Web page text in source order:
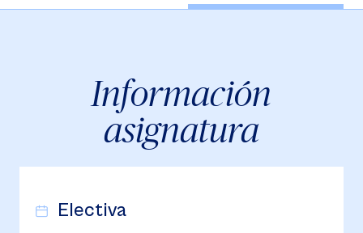
Información
asignatura
Electiva